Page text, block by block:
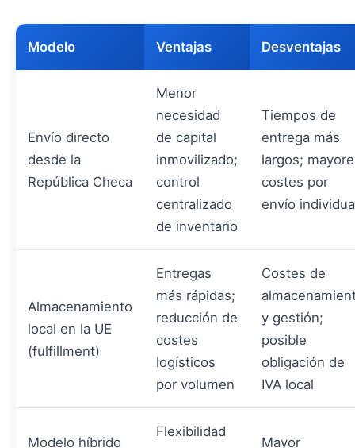
Modelo Ventajas Desventajas
Envío directo
desde la
República Checa
Menor
necesidad
de capital
inmovilizado;
control
centralizado
de inventario
Tiempos de
entrega más
largos;
costes por
envío
Almacenamiento
local en la UE
(fulfillment)
Entregas
más rápidas;
reducción de
costes
logísticos
por volumen
Costes de
y gestión;
posible
obligación de
IVA local
Modelo híbrido
Flexibilidad
Mayor